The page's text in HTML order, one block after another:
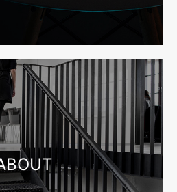
合同、源码和后台要先写清
么选？先看产品询盘字段